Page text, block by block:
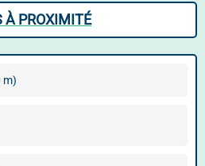
À PROXIMITÉ
m)